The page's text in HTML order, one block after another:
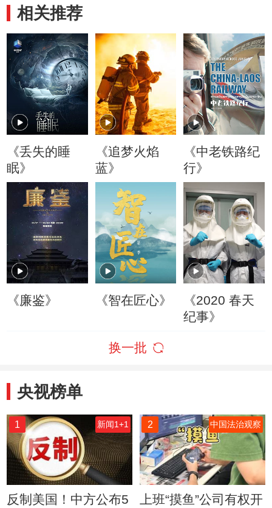
相关推荐
《丢失的睡
眠》
《追梦火焰
蓝》
《中老铁路纪
行》
《廉鉴》 《智在匠心》
《2020 春天
纪事》
换一批
央视榜单
1 新闻1+1
反制美国！中方公布5
2 中国法治观察
上班“摸鱼”公司有权开